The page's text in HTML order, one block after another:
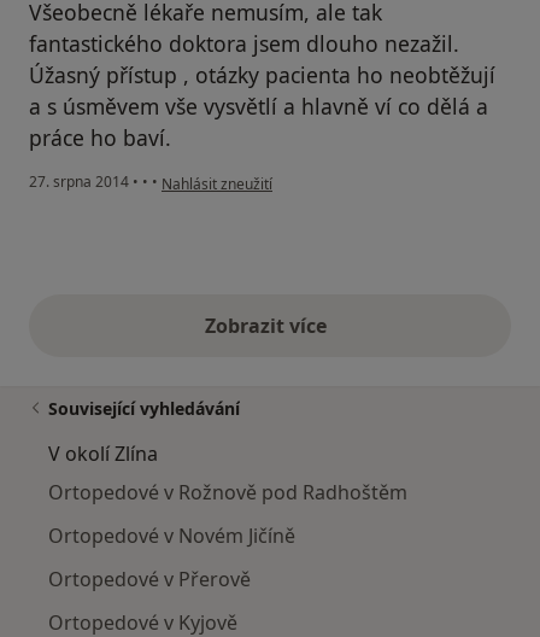
Všeobecně lékaře nemusím, ale tak
fantastického doktora jsem dlouho nezažil.
Úžasný přístup , otázky pacienta ho neobtěžují
a s úsměvem vše vysvětlí a hlavně ví co dělá a
práce ho baví.
27. srpna 2014 • • • podle názoru uživatele Váš účet byl odstraněn
Nahlásit zneužití
Zobrazit vícevýše uvedené názory
Související vyhledávání
V okolí Zlína
Ortopedové v Rožnově pod Radhoštěm
Ortopedové v Novém Jičíně
Ortopedové v Přerově
Ortopedové v Kyjově